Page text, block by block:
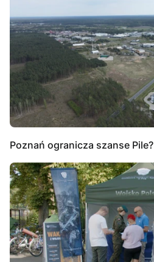
Poznań ogranicza szanse Pile?